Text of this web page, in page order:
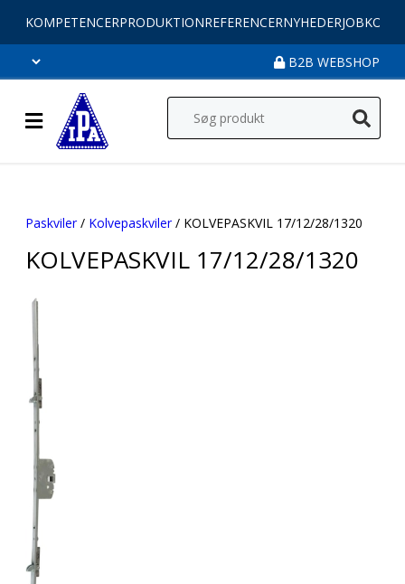
KOMPETENCERPRODUKTIONREFERENCERNYHEDERJOB
B2B WEBSHOP
Paskviler/ Kolvepaskviler/ KOLVEPASKVIL 17/12/28/1320
KOLVEPASKVIL 17/12/28/1320